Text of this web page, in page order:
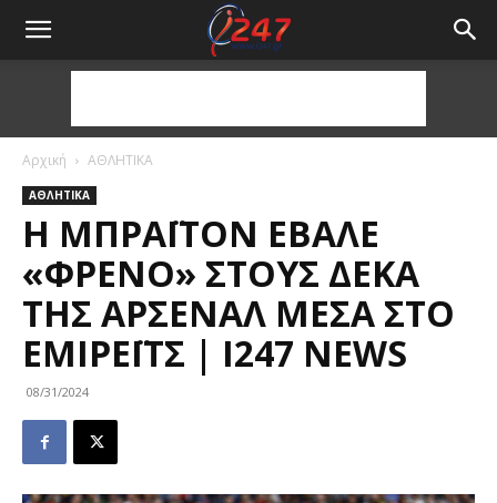
Αρχική ΑΘΛΗΤΙΚΑ
ΑΘΛΗΤΙΚΑ
Η ΜΠΡΆΙΤΟΝ ΈΒΑΛΕ
«ΦΡΈΝΟ» ΣΤΟΥΣ ΔΈΚΑ
ΤΗΣ ΆΡΣΕΝΑΛ ΜΈΣΑ ΣΤΟ
ΈΜΙΡΕΪΤΣ | I247 NEWS
08/31/2024